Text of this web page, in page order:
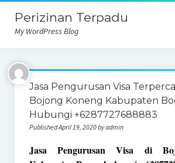
Perizinan Terpadu
My WordPress Blog
Jasa Pengurusan Visa
Bojong Koneng Kabupaten
Hubungi +6287727688883
Published April 19, 2020 by admin
Jasa Pengurusan Visa di